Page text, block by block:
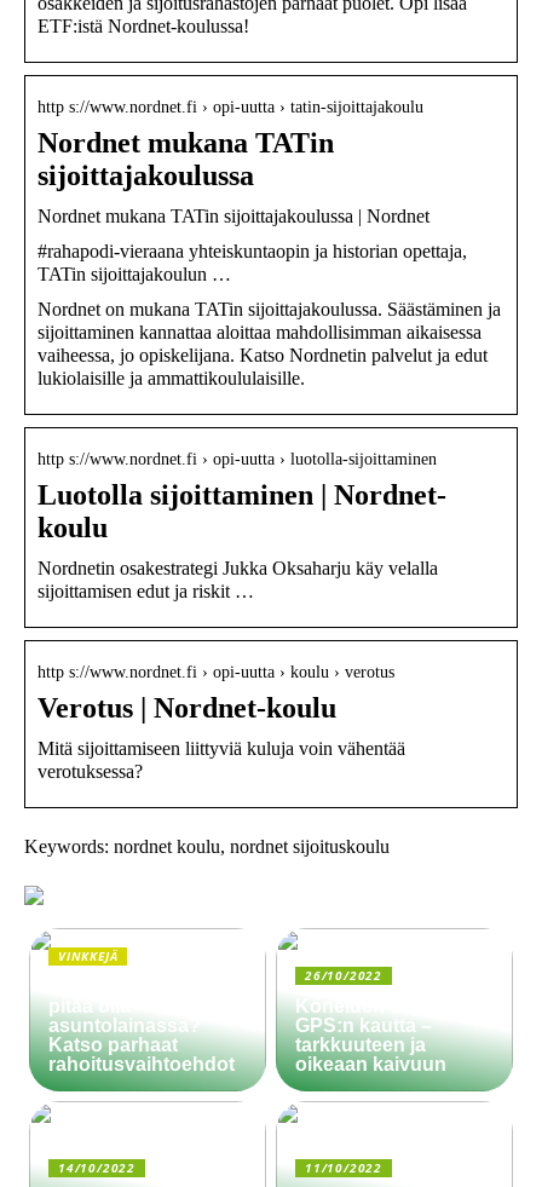
ETF:istä Nordnet-koulussa!
http s://www.nordnet.fi › opi-uutta › tatin-sijoittajakoulu
Nordnet mukana TATin
sijoittajakoulussa
Nordnet mukana TATin sijoittajakoulussa | Nordnet
#rahapodi-vieraana yhteiskuntaopin ja historian opettaja,
TATin sijoittajakoulun …
Nordnet on mukana TATin sijoittajakoulussa. Säästäminen ja
sijoittaminen kannattaa aloittaa mahdollisimman aikaisessa
vaiheessa, jo opiskelijana. Katso Nordnetin palvelut ja edut
lukiolaisille ja ammattikoululaisille.
http s://www.nordnet.fi › opi-uutta › luotolla-sijoittaminen
Luotolla sijoittaminen | Nordnet-
koulu
Nordnetin osakestrategi Jukka Oksaharju käy velalla
sijoittamisen edut ja riskit …
http s://www.nordnet.fi › opi-uutta › koulu › verotus
Verotus | Nordnet-koulu
Mitä sijoittamiseen liittyviä kuluja voin vähentää
verotuksessa?
Keywords: nordnet koulu, nordnet sijoituskoulu
VINKKEJÄ
pitää olla
asuntolainassa?
Katso parhaat
rahoitusvaihtoehdot
26/10/2022
Koneiden ohjaus
GPS:n kautta –
tarkkuuteen ja
oikeaan kaivuun
14/10/2022 11/10/2022